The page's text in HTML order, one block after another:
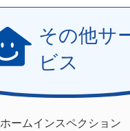
その他サ
ビス
ホームインスペクション